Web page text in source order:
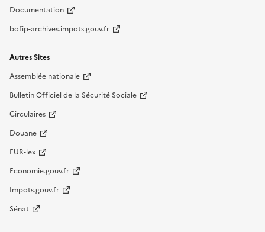
Documentation
bofip-archives.impots.gouv.fr
Autres Sites
Assemblée nationale
Bulletin Officiel de la Sécurité Sociale
Circulaires
Douane
EUR-lex
Economie.gouv.fr
Impots.gouv.fr
Sénat